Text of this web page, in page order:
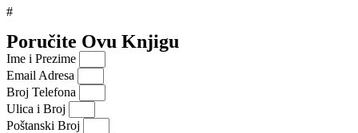
#
Poručite Ovu Knjigu
Ime i Prezime
Email Adresa
Broj Telefona
Ulica i Broj
Poštanski Broj